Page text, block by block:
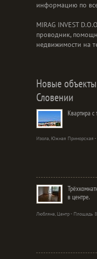
информацию по
MIRAG INVEST
проводник,
недвижимости на
Новые
Словении
Квартира
Изола, Южная Приморская
в центре.
Любляна, Центр - Площадь